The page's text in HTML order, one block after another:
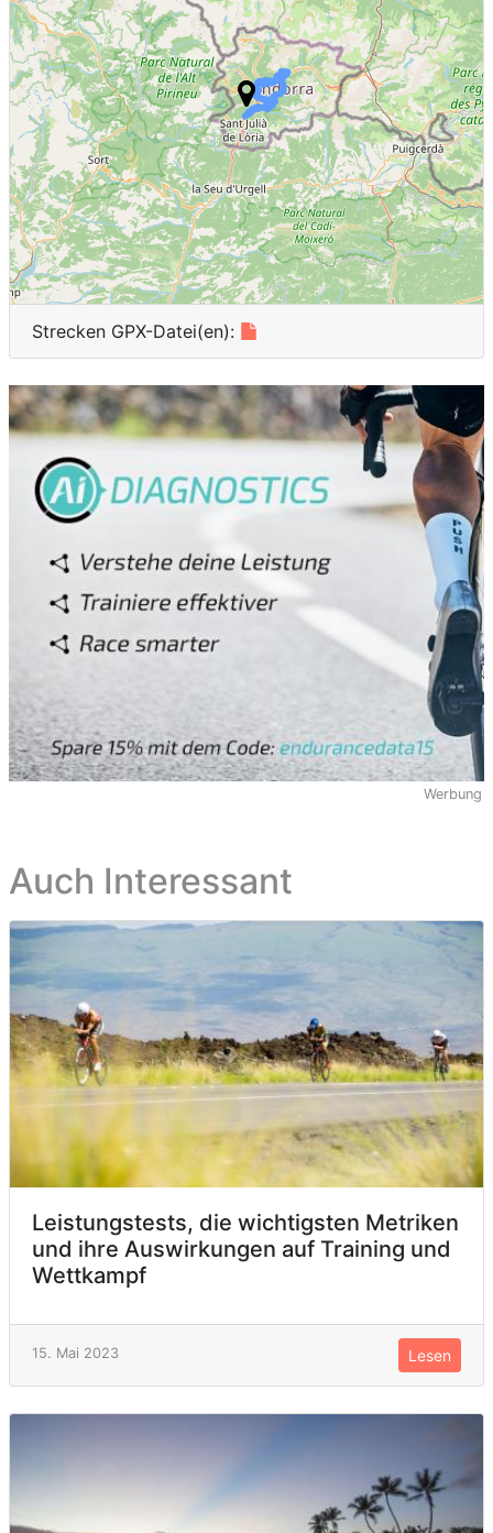
Heard Island and
McDonald Islands
1
Finland 1
Strecken GPX-Datei(en):
Werbung
Auch Interessant
Leistungstests, die wichtigsten Metriken
und ihre Auswirkungen auf Training und
Wettkampf
15. Mai 2023 Lesen